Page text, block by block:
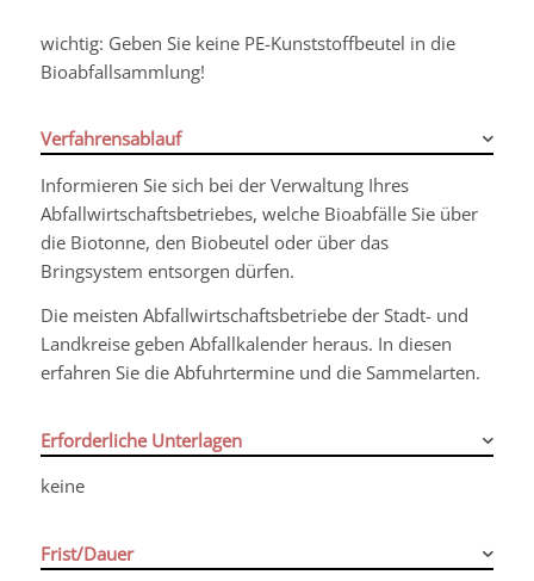
wichtig: Geben Sie keine PE-Kunststoffbeutel in die
Bioabfallsammlung!
Verfahrensablauf
Informieren Sie sich bei der Verwaltung Ihres
Abfallwirtschaftsbetriebes, welche Bioabfälle Sie über
die Biotonne, den Biobeutel oder über das
Bringsystem entsorgen dürfen.
Die meisten Abfallwirtschaftsbetriebe der Stadt- und
Landkreise geben Abfallkalender heraus. In diesen
erfahren Sie die Abfuhrtermine und die Sammelarten.
Erforderliche Unterlagen
keine
Frist/Dauer